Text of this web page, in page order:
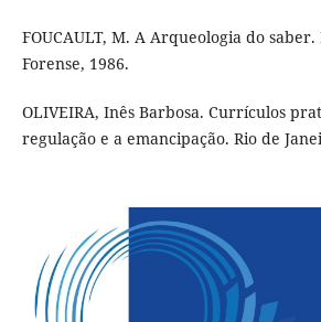
FOUCAULT, M. A Arqueologia do saber.
Forense, 1986.
OLIVEIRA, Inês Barbosa. Currículos
regulação e a emancipação. Rio de